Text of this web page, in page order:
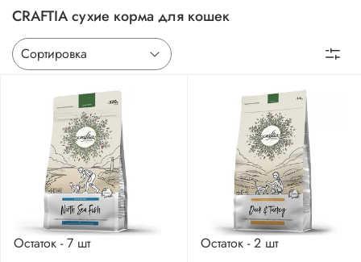
CRAFTIA сухие корма для кошек
Остаток - 7 шт Остаток - 2 шт